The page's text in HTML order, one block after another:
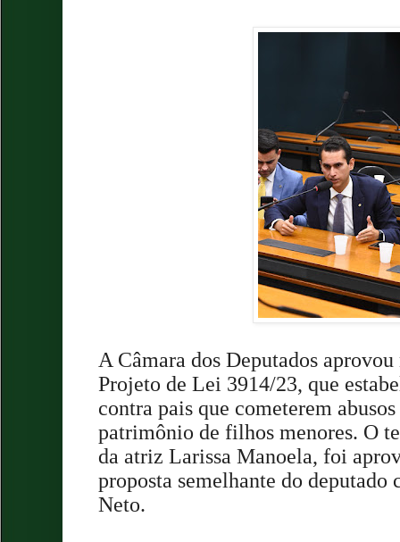
A Câmara dos Deputados
Projeto de Lei 3914/23, que
contra pais que cometerem
patrimônio de filhos menores. O
da atriz Larissa Manoela, foi
proposta semelhante do deputado
Neto.